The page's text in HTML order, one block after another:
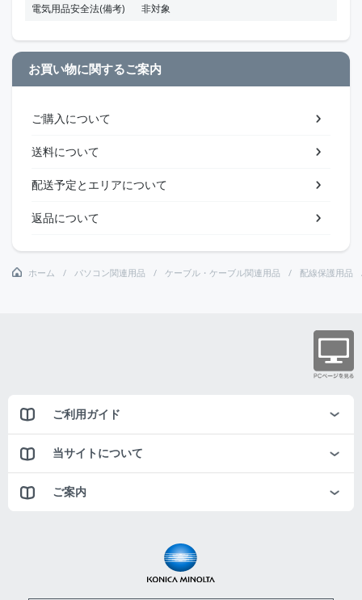
電気用品安全法(備考) 非対象
お買い物に関するご案内
ご購入について
送料について
配送予定とエリアについて
返品について
ホーム パソコン関連用品 ケーブル・ケーブル関連用品 配線保護用品
ご利用ガイド
当サイトについて
ご案内